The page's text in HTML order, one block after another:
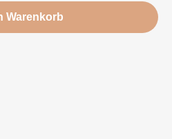
Warenkorb